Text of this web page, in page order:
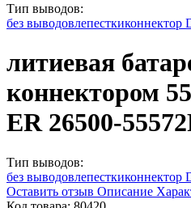
Тип выводов:
без выводовлепесткиконнектор
литиевая
коннектором
ER 26500-
Тип выводов:
без выводовлепесткиконнектор
Оставить отзыв Описание